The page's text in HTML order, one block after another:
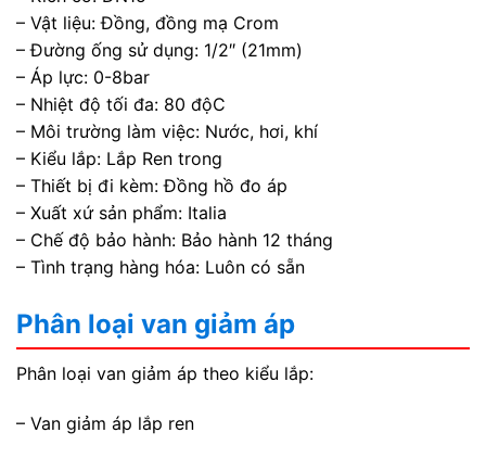
– Vật liệu: Đồng, đồng mạ Crom
– Đường ống sử dụng: 1/2″ (21mm)
– Áp lực: 0-8bar
– Nhiệt độ tối đa: 80 độC
– Môi trường làm việc: Nước, hơi, khí
– Kiểu lắp: Lắp Ren trong
– Thiết bị đi kèm: Đồng hồ đo áp
– Xuất xứ sản phẩm: Italia
– Chế độ bảo hành: Bảo hành 12 tháng
– Tình trạng hàng hóa: Luôn có sẵn
Phân loại van giảm áp
Phân loại van giảm áp theo kiểu lắp:
– Van giảm áp lắp ren